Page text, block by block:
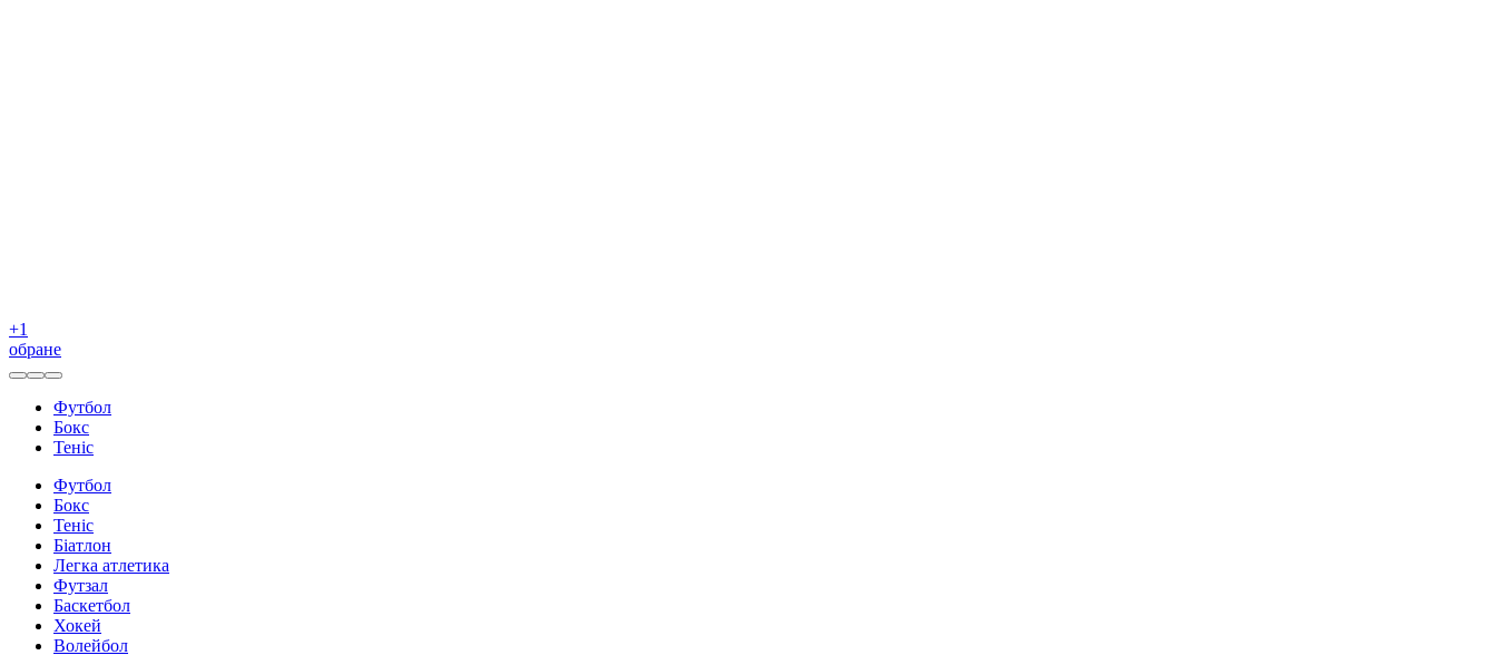
+1
обране
Футбол
Бокс
Теніс
Футбол
Бокс
Теніс
Біатлон
Легка атлетика
Футзал
Баскетбол
Хокей
Волейбол